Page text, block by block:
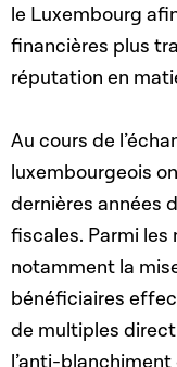
le Luxembourg
financières plus
réputation en
Au cours de
luxembourgeois
dernières années
fiscales. Parmi
notamment la
bénéficiaires
de multiples